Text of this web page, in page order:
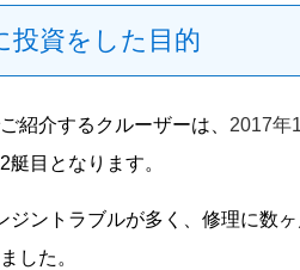
投資をした目的
紹介するクルーザーは、 2017年
艇目となります。
ジントラブルが多く、修理に数
した。